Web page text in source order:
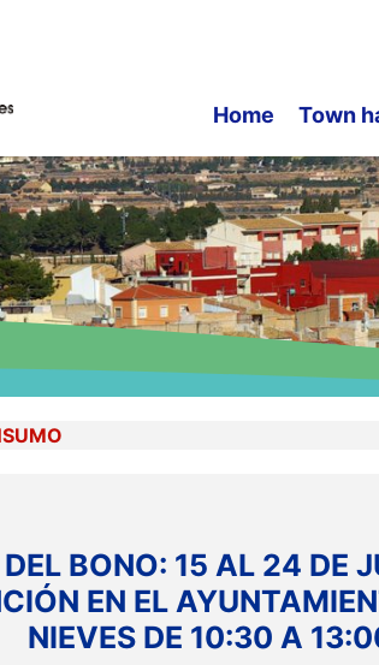
Home Town
DEL BONO: 15 AL 24 DE
EN EL
NIEVES DE 10:30 A